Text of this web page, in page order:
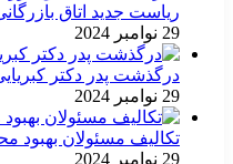
ریاست جدید اتاق
29 نوامبر 2024
درگذشت پدر دکتر
29 نوامبر 2024
تکالیف مسئولان بهبود
29 نوامبر 2024